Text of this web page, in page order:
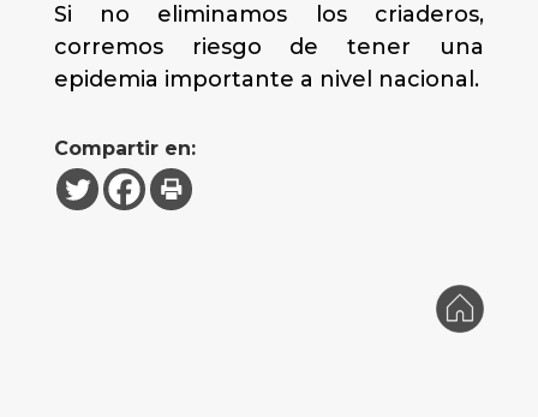
Si no eliminamos los criaderos,
corremos riesgo de tener una
epidemia importante a nivel nacional.
Compartir en: